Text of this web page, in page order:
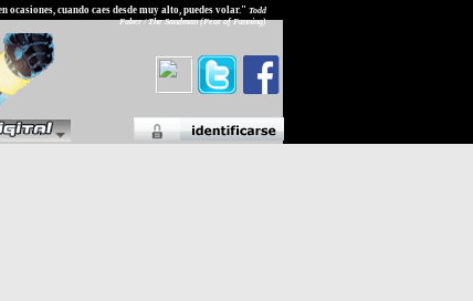
ocasiones, cuando caes desde muy alto, puedes volar." Todd
Faber / The Sandman (Fear of Fanning)